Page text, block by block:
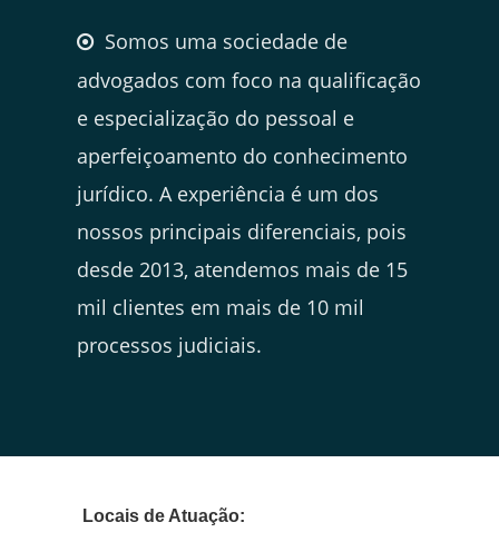
Somos uma sociedade de
advogados com foco na qualificação
e especialização do pessoal e
aperfeiçoamento do conhecimento
jurídico. A experiência é um dos
nossos principais diferenciais, pois
desde 2013, atendemos mais de 15
mil clientes em mais de 10 mil
processos judiciais.
Locais de Atuação: